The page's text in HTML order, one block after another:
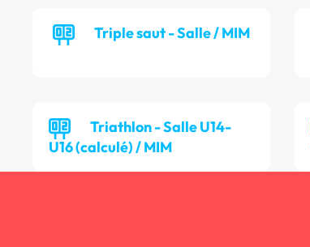
Triple saut - Salle / MIM
Triathlon - Salle U14-
U16 (calculé) / MIM